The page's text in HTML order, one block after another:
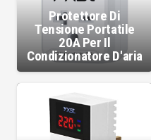
Protettore Di
Tensione Portatile
20A Per Il
Condizionatore D'aria